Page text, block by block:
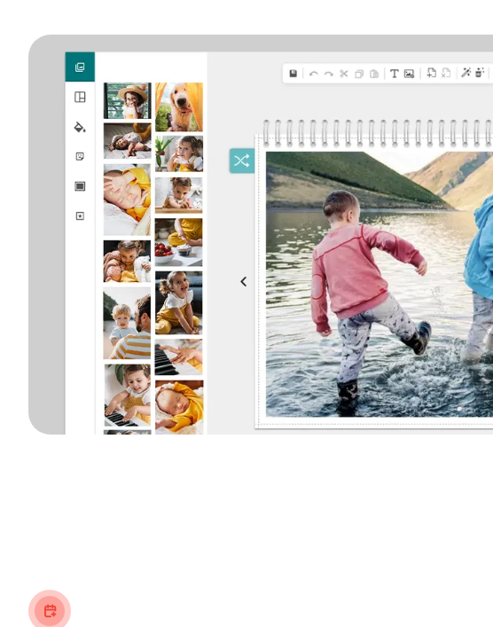
calendar_plus